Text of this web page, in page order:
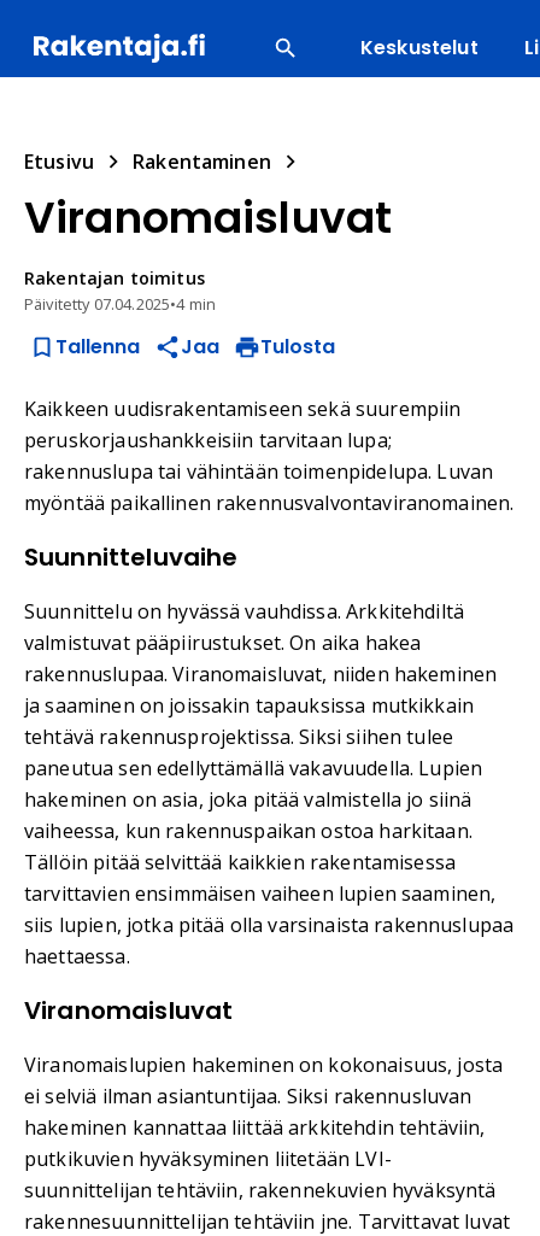
Keskustelut
Etusivu Rakentaminen
Viranomaisluvat
Rakentajan toimitus
Päivitetty 07.04.2025•4 min
Tallenna Jaa Tulosta
Kaikkeen uudisrakentamiseen sekä suurempiin
peruskorjaushankkeisiin tarvitaan lupa;
rakennuslupa tai vähintään toimenpidelupa. Luvan
myöntää paikallinen rakennusvalvontaviranomainen.
Suunnitteluvaihe
Suunnittelu on hyvässä vauhdissa. Arkkitehdiltä
valmistuvat pääpiirustukset. On aika hakea
rakennuslupaa. Viranomaisluvat, niiden hakeminen
ja saaminen on joissakin tapauksissa mutkikkain
tehtävä rakennusprojektissa. Siksi siihen tulee
paneutua sen edellyttämällä vakavuudella. Lupien
hakeminen on asia, joka pitää valmistella jo siinä
vaiheessa, kun rakennuspaikan ostoa harkitaan.
Tällöin pitää selvittää kaikkien rakentamisessa
tarvittavien ensimmäisen vaiheen lupien saaminen,
siis lupien, jotka pitää olla varsinaista rakennuslupaa
haettaessa.
Viranomaisluvat
Viranomaislupien hakeminen on kokonaisuus, josta
ei selviä ilman asiantuntijaa. Siksi rakennusluvan
hakeminen kannattaa liittää arkkitehdin tehtäviin,
putkikuvien hyväksyminen liitetään LVI-
suunnittelijan tehtäviin, rakennekuvien hyväksyntä
rakennesuunnittelijan tehtäviin jne. Tarvittavat luvat